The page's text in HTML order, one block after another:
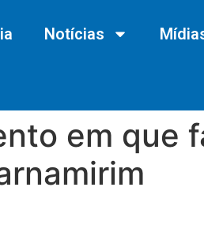
Notícias
em que